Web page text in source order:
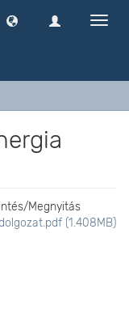
Megnyitás
(1.408MB)